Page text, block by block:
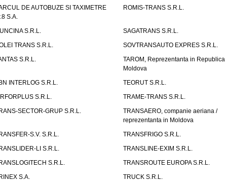
DE AUTOBUZE SI TAXIMETRE
S.A.
ROMIS-TRANS S.R.L.
S.R.L.
SAGATRANS S.R.L.
TRANS S.R.L.
SOVTRANSAUTO EXPRES S.R.L.
S.R.L.
TAROM, Reprezentanta in Republica
Moldova
INTERLOG S.R.L.
TEORUT S.R.L.
S.R.L.
TRAME-TRANS S.R.L.
SECTOR-GRUP S.R.L.
TRANSAERO, companie aeriana /
reprezentanta in Moldova
S.V. S.R.L.
TRANSFRIGO S.R.L.
LI S.R.L.
TRANSLINE-EXIM S.R.L.
S.R.L.
TRANSROUTE EUROPA S.R.L.
S.A.
TRUCK S.R.L.